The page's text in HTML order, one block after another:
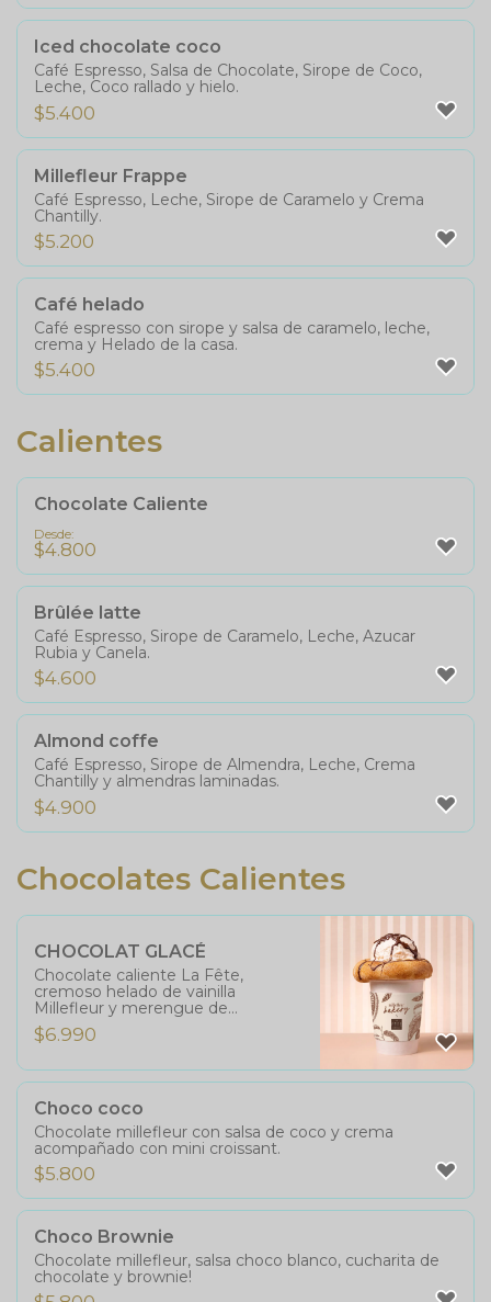
Iced chocolate coco
Café Espresso, Salsa de Chocolate, Sirope de Coco,
Leche, Coco rallado y hielo.
$5.400
Millefleur Frappe
Café Espresso, Leche, Sirope de Caramelo y Crema
Chantilly.
$5.200
Café helado
Café espresso con sirope y salsa de caramelo, leche,
crema y Helado de la casa.
$5.400
Calientes
Chocolate Caliente
Desde:
$4.800
Brûlée latte
Café Espresso, Sirope de Caramelo, Leche, Azucar
Rubia y Canela.
$4.600
Almond coffe
Café Espresso, Sirope de Almendra, Leche, Crema
Chantilly y almendras laminadas.
$4.900
Chocolates Calientes
CHOCOLAT GLACÉ
Chocolate caliente La Fête,
cremoso helado de vainilla
Millefleur y merengue de
marshmallow flambeado. Una
irresistible combinación de
$6.990
Choco coco
Chocolate millefleur con salsa de coco y crema
acompañado con mini croissant.
$5.800
Choco Brownie
Chocolate millefleur, salsa choco blanco, cucharita de
chocolate y brownie!